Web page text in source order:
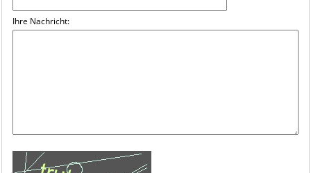
Ihre Nachricht: